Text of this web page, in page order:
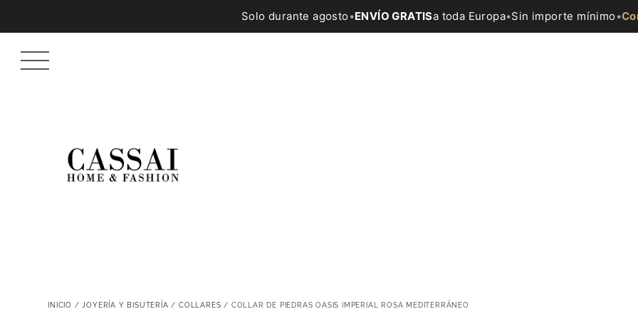
Solo durante agosto •ENVÍO GRATISa toda Europa•Sin importe mínimo •
INICIO / JOYERÍA Y BISUTERÍA /COLLARES / COLLAR DE PIEDRAS OASIS IMPERIAL ROSA MEDITERRÁNEO